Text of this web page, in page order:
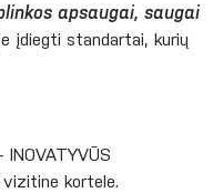
apsaugai, saugai
įdiegti standartai, kurių
kortele.